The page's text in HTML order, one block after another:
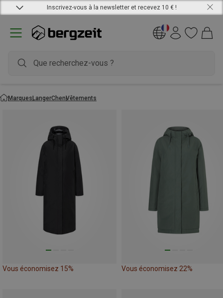
Inscrivez-vous à la newsletter et recevez 10 € !
MarquesLangerChenVêtements
Vous économisez 15% Vous économisez 22%